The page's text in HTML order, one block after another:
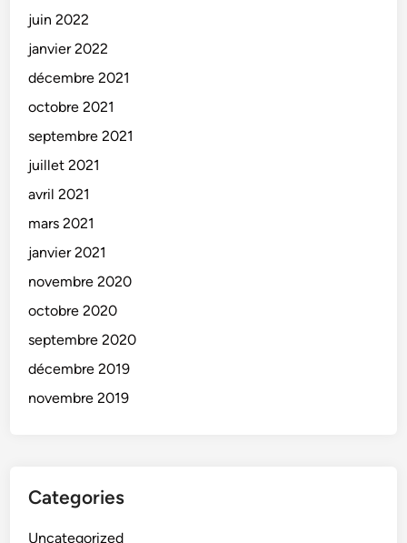
juin 2022
janvier 2022
décembre 2021
octobre 2021
septembre 2021
juillet 2021
avril 2021
mars 2021
janvier 2021
novembre 2020
octobre 2020
septembre 2020
décembre 2019
novembre 2019
Categories
Uncategorized